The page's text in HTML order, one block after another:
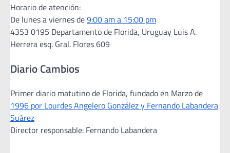
Horario de atención:
De lunes a viernes de9:00 am a 15:00 pm
4353 0195 Departamento de Florida, Uruguay Luis A.
Herrera esq. Gral. Flores 609
Diario Cambios
Primer diario matutino de Florida, fundado en Marzo de
1996 por Lourdes Angelero González y Fernando Labandera
Suárez
Director responsable: Fernando Labandera